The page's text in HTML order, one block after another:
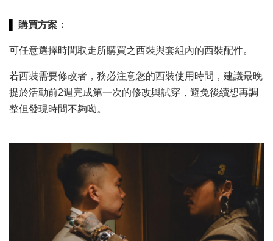
購買方案：
可任意選擇時間取走所購買之西裝與套組內的西裝配件。
若西裝需要修改者，務必注意您的西裝使用時間，建議最晚
提於活動前2週完成第一次的修改與試穿，避免後續想再調
整但發現時間不夠呦。